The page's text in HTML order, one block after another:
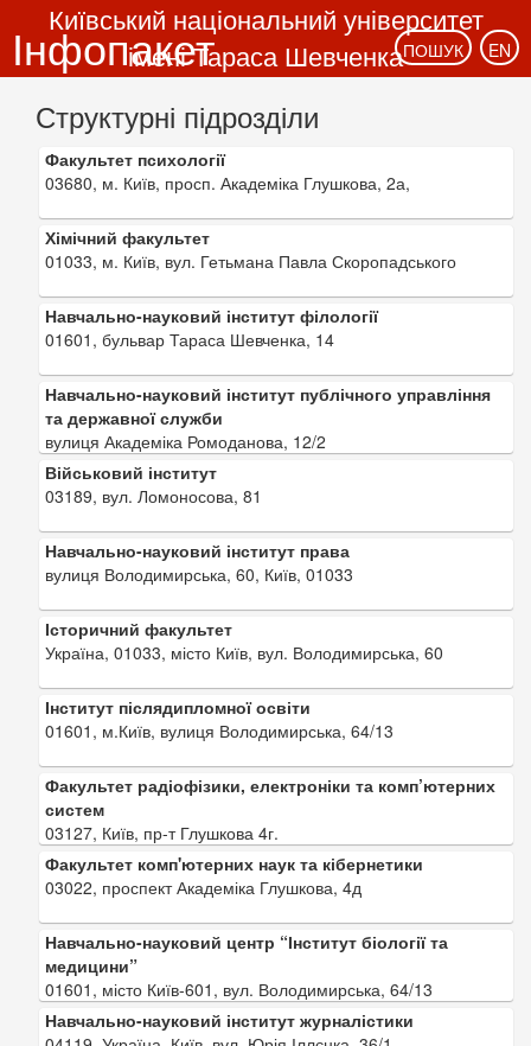
Інфопакет
Київський національний університет
імені Тараса ШевченкаПОШУК EN
Структурні підрозділи
Факультет психології
03680, м. Київ, просп. Академіка Глушкова, 2а,
Хімічний факультет
01033, м. Київ, вул. Гетьмана Павла Скоропадського
Навчально-науковий інститут філології
01601, бульвар Тараса Шевченка, 14
Навчально-науковий інститут публічного управління
та державної служби
вулиця Академіка Ромоданова, 12/2
Військовий інститут
03189, вул. Ломоносова, 81
Навчально-науковий інститут права
вулиця Володимирська, 60, Київ, 01033
Історичний факультет
Україна, 01033, місто Київ, вул. Володимирська, 60
Інститут післядипломної освіти
01601, м.Київ, вулиця Володимирська, 64/13
Факультет радіофізики, електроніки та комп’ютерних
систем
03127, Київ, пр-т Глушкова 4г.
Факультет комп'ютерних наук та кібернетики
03022, проспект Академіка Глушкова, 4д
Навчально-науковий центр “Інститут біології та
медицини”
01601, місто Київ-601, вул. Володимирська, 64/13
Навчально-науковий інститут журналістики